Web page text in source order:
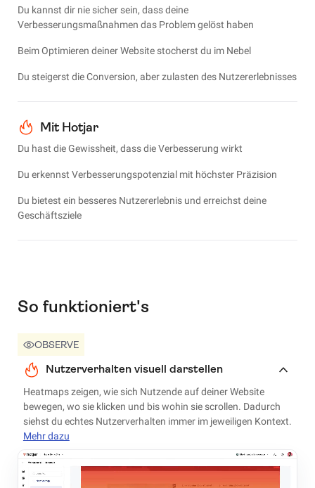
Du kannst dir nie sicher sein, dass deine
Verbesserungsmaßnahmen das Problem gelöst haben
Beim Optimieren deiner Website stocherst du im Nebel
Du steigerst die Conversion, aber zulasten des Nutzererlebnisses
Mit Hotjar
Du hast die Gewissheit, dass die Verbesserung wirkt
Du erkennst Verbesserungspotenzial mit höchster Präzision
Du bietest ein besseres Nutzererlebnis und erreichst deine
Geschäftsziele
So funktioniert's
OBSERVE
Nutzerverhalten visuell darstellen
Heatmaps zeigen, wie sich Nutzende auf deiner Website
bewegen, wo sie klicken und bis wohin sie scrollen. Dadurch
siehst du echtes Nutzerverhalten immer im jeweiligen Kontext.
Mehr dazu